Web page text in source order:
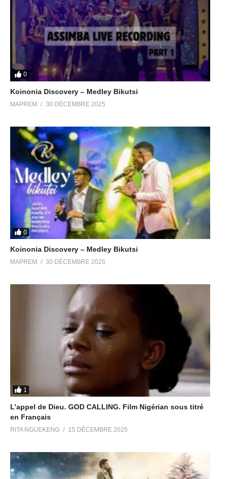
0
Koinonia Discovery – Medley Bikutsi
MAPREM 30 DÉCEMBRE 2025
0
Koinonia Discovery – Medley Bikutsi
MAPREM 30 DÉCEMBRE 2025
1
L’appel de Dieu. GOD CALLING. Film Nigérian sous titré
en Français
RITA NGUEKENG 15 DÉCEMBRE 2025